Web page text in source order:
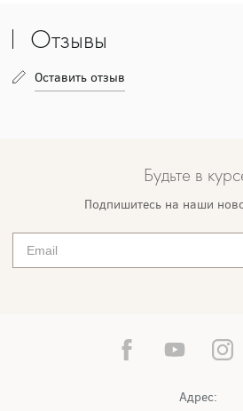
Отзывы
Оставить отзыв
Будьте в
Подпишитесь на наши
Адрес: